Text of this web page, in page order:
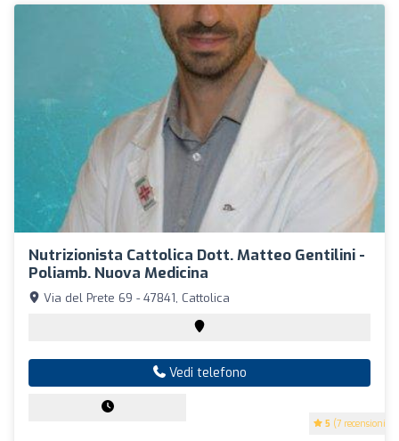
Nutrizionista Cattolica Dott. Matteo Gentilini -
Poliamb. Nuova Medicina
5 (7 recensioni)
Via del Prete 69 - 47841, Cattolica
Vedi telefono